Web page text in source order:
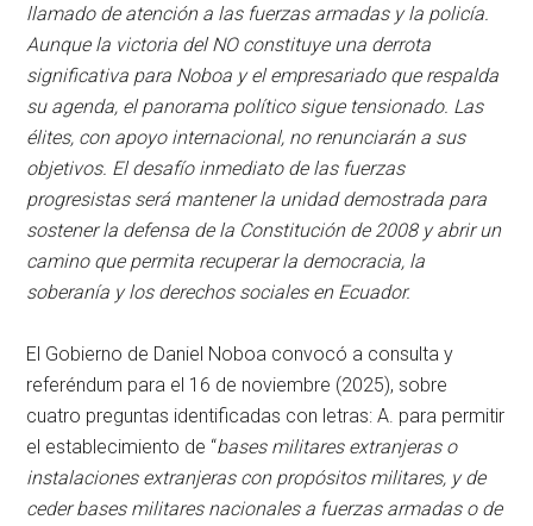
llamado de atención a las fuerzas armadas y la policía.
Aunque la victoria del NO constituye una derrota
significativa para Noboa y el empresariado que respalda
su agenda, el panorama político sigue tensionado. Las
élites, con apoyo internacional, no renunciarán a sus
objetivos. El desafío inmediato de las fuerzas
progresistas será mantener la unidad demostrada para
sostener la defensa de la Constitución de 2008 y abrir un
camino que permita recuperar la democracia, la
soberanía y los derechos sociales en Ecuador.
El Gobierno de Daniel Noboa convocó a consulta y
referéndum para el 16 de noviembre (2025), sobre
cuatro preguntas identificadas con letras: A. para permitir
el establecimiento de “bases militares extranjeras o
instalaciones extranjeras con propósitos militares, y de
ceder bases militares nacionales a fuerzas armadas o de